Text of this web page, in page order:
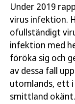
Under 2019
virus infektion.
ofullständigt
infektion med
föröka sig och
av dessa fall
utomlands, ett i
smittland okänt.